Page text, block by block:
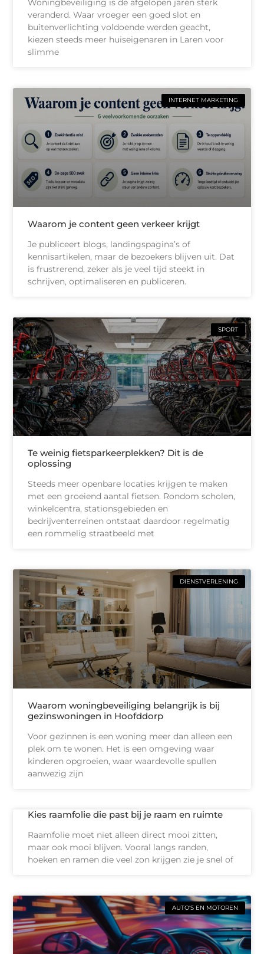
Woningbeveiliging is de afgelopen jaren sterk
veranderd. Waar vroeger een goed slot en
buitenverlichting voldoende werden geacht,
kiezen steeds meer huiseigenaren in Laren voor
slimme
INTERNET MARKETING
Waarom je content geen verkeer krijgt
Je publiceert blogs, landingspagina’s of
kennisartikelen, maar de bezoekers blijven uit. Dat
is frustrerend, zeker als je veel tijd steekt in
schrijven, optimaliseren en publiceren.
SPORT
Te weinig fietsparkeerplekken? Dit is de
oplossing
Steeds meer openbare locaties krijgen te maken
met een groeiend aantal fietsen. Rondom scholen,
winkelcentra, stationsgebieden en
bedrijventerreinen ontstaat daardoor regelmatig
een rommelig straatbeeld met
DIENSTVERLENING
Waarom woningbeveiliging belangrijk is bij
gezinswoningen in Hoofddorp
Voor gezinnen is een woning meer dan alleen een
plek om te wonen. Het is een omgeving waar
kinderen opgroeien, waar waardevolle spullen
aanwezig zijn
Kies raamfolie die past bij je raam en ruimte
Raamfolie moet niet alleen direct mooi zitten,
maar ook mooi blijven. Vooral langs randen,
hoeken en ramen die veel zon krijgen zie je snel of
AUTO'S EN MOTOREN